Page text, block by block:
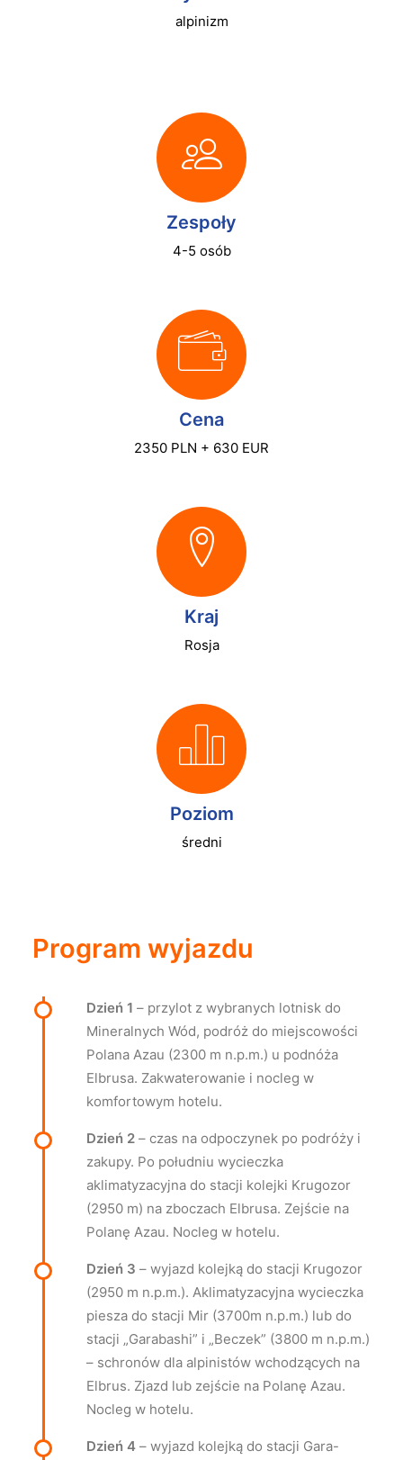
alpinizm
Zespoły
4-5 osób
Cena
2350 PLN + 630 EUR
Kraj
Rosja
Poziom
średni
Program wyjazdu
Dzień 1 – przylot z wybranych lotnisk do
Mineralnych Wód, podróż do miejscowości
Polana Azau (2300 m n.p.m.) u podnóża
Elbrusa. Zakwaterowanie i nocleg w
komfortowym hotelu.
Dzień 2 – czas na odpoczynek po podróży i
zakupy. Po południu wycieczka
aklimatyzacyjna do stacji kolejki Krugozor
(2950 m) na zboczach Elbrusa. Zejście na
Polanę Azau. Nocleg w hotelu.
Dzień 3 – wyjazd kolejką do stacji Krugozor
(2950 m n.p.m.). Aklimatyzacyjna wycieczka
piesza do stacji Mir (3700m n.p.m.) lub do
stacji „Garabashi” i „Beczek” (3800 m n.p.m.)
– schronów dla alpinistów wchodzących na
Elbrus. Zjazd lub zejście na Polanę Azau.
Nocleg w hotelu.
Dzień 4 – wyjazd kolejką do stacji Gara-